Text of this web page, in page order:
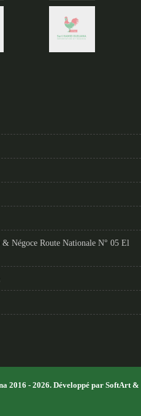
Négoce Route Nationale N° 05 El
2016 - 2026. Développé par SoftArt &